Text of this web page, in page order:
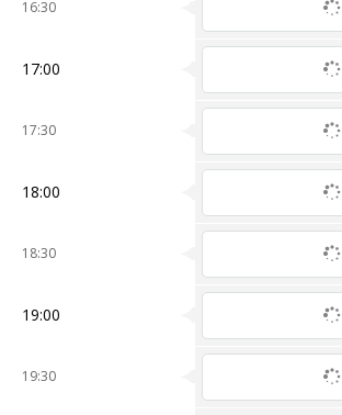
16:30
17:00
17:30
18:00
18:30
19:00
19:30